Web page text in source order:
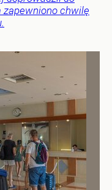
zapewniono chwilę